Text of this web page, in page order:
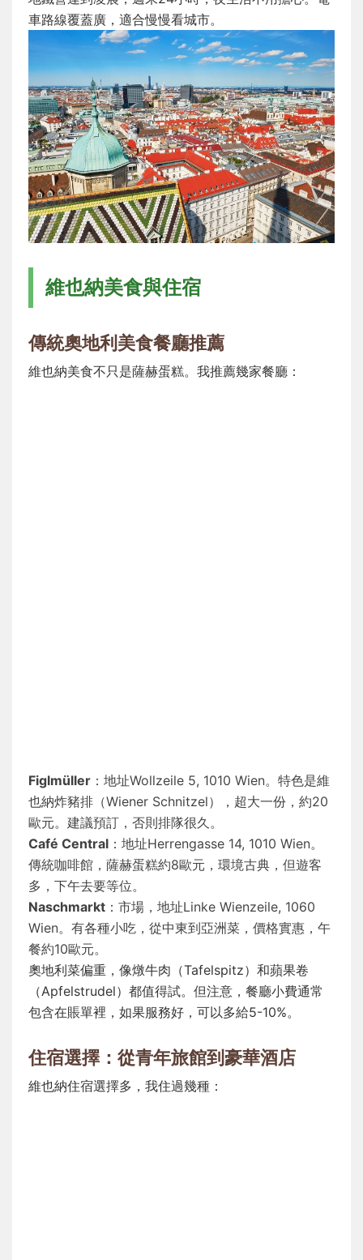
車路線覆蓋廣，適合慢慢看城市。
維也納美食與住宿
傳統奧地利美食餐廳推薦
維也納美食不只是薩赫蛋糕。我推薦幾家餐廳：
Figlmüller ：地址Wollzeile 5, 1010 Wien。特色是維
也納炸豬排（Wiener Schnitzel），超大一份，約20
歐元。建議預訂，否則排隊很久。
Café Central ：地址Herrengasse 14, 1010 Wien。
傳統咖啡館，薩赫蛋糕約8歐元，環境古典，但遊客
多，下午去要等位。
Naschmarkt ：市場，地址Linke Wienzeile, 1060
Wien。有各種小吃，從中東到亞洲菜，價格實惠，午
餐約10歐元。
奧地利菜偏重，像燉牛肉（Tafelspitz）和蘋果卷
（Apfelstrudel）都值得試。但注意，餐廳小費通常
包含在賬單裡，如果服務好，可以多給5-10%。
住宿選擇：從青年旅館到豪華酒店
維也納住宿選擇多，我住過幾種：